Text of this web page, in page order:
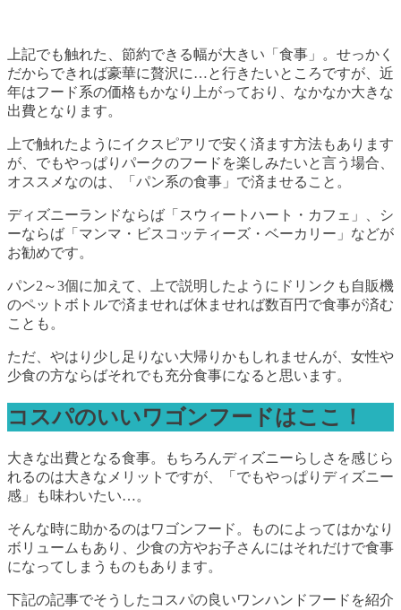
上記でも触れた、節約できる幅が大きい「食事」。せっかく
だからできれば豪華に贅沢に…と行きたいところですが、近
年はフード系の価格もかなり上がっており、なかなか大きな
出費となります。
上で触れたようにイクスピアリで安く済ます方法もあります
が、でもやっぱりパークのフードを楽しみたいと言う場合、
オススメなのは、「パン系の食事」で済ませること。
ディズニーランドならば「スウィートハート・カフェ」、シ
ーならば「マンマ・ビスコッティーズ・ベーカリー」などが
お勧めです。
パン2～3個に加えて、上で説明したようにドリンクも自販機
のペットボトルで済ませれば休ませれば数百円で食事が済む
ことも。
ただ、やはり少し足りない大帰りかもしれませんが、女性や
少食の方ならばそれでも充分食事になると思います。
コスパのいいワゴンフードはここ！
大きな出費となる食事。もちろんディズニーらしさを感じら
れるのは大きなメリットですが、「でもやっぱりディズニー
感」も味わいたい…。
そんな時に助かるのはワゴンフード。ものによってはかなり
ボリュームもあり、少食の方やお子さんにはそれだけで食事
になってしまうものもあります。
下記の記事でそうしたコスパの良いワンハンドフードを紹介